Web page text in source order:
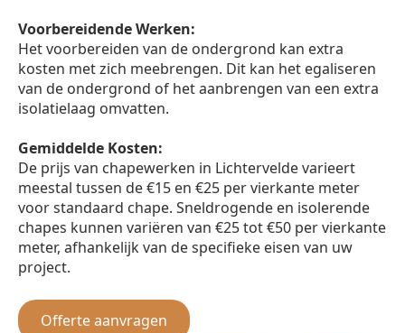
Voorbereidende Werken:
Het voorbereiden van de ondergrond kan extra
kosten met zich meebrengen. Dit kan het egaliseren
van de ondergrond of het aanbrengen van een extra
isolatielaag omvatten.
Gemiddelde Kosten:
De prijs van chapewerken in Lichtervelde varieert
meestal tussen de €15 en €25 per vierkante meter
voor standaard chape. Sneldrogende en isolerende
chapes kunnen variëren van €25 tot €50 per vierkante
meter, afhankelijk van de specifieke eisen van uw
project.
Offerte aanvragen